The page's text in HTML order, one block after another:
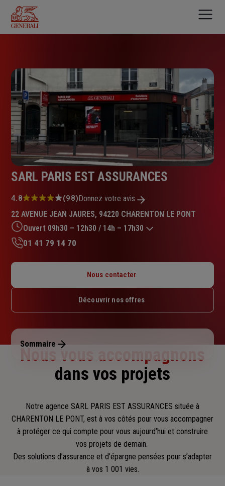
contenu
principal
SARL PARIS EST ASSURANCES
Note
4.8
sur
5
étoiles
4.8 (98)Donnez votre avis
22 AVENUE JEAN JAURES, 94220 CHARENTON LE PONT
Ouvert 09h30 – 12h30 / 14h – 17h30
Mardi : 09h30 – 12h30 / 14h – 17h30
Jeudi : 09h30 – 12h30 / 14h – 17h30
Dimanche : Fermé
01 41 79 14 70
Nous contacter
Découvrir nos offres
Sommaire
Nous vous accompagnons
dans vos projets
Notre agence SARL PARIS EST ASSURANCES située à
CHARENTON LE PONT, est à vos côtés pour vous accompagner
à protéger ce qui compte pour vous aujourd’hui et construire
vos projets de demain.
Des solutions d’assurance et d’épargne pensées pour s’adapter
à vos 1 001 vies.